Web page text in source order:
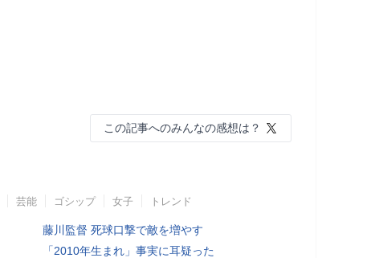
この記事へのみんなの感想は？
芸能 ゴシップ 女子 トレンド
藤川監督 死球口撃で敵を増やす
「2010年生まれ」事実に耳疑った